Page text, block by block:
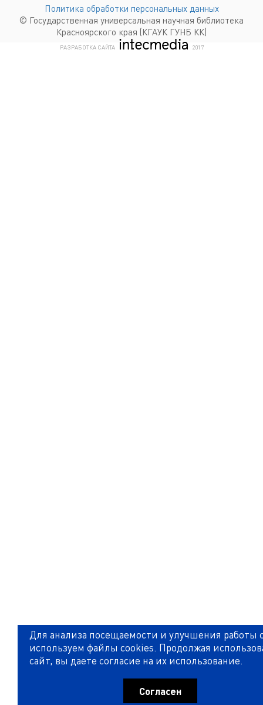
Политика обработки персональных данных
© Государственная универсальная научная библиотека
Красноярского края (КГАУК ГУНБ КК)
РАЗРАБОТКА САЙТА КОМПАНИЯ ИНТЕКМЕДИА
2017
Для анализа посещаемости и улучшения работы
используем файлы cookies. Продолжая
сайт, вы даете согласие на их использование.